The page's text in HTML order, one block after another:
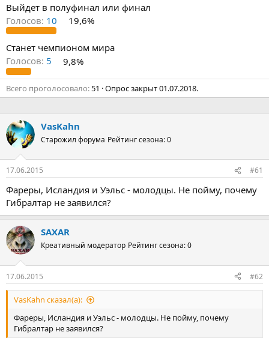
Выйдет в полуфинал или финал
Голосов: 10 19,6%
Станет чемпионом мира
Голосов: 5 9,8%
Всего проголосовало 51 Опрос закрыт01.07.2018.
VasKahn
Старожил форума Рейтинг сезона: 0
17.06.2015 #61
Фареры, Исландия и Уэльс - молодцы. Не пойму, почему
Гибралтар не заявился?
SAXAR
Креативный модератор Рейтинг сезона: 0
17.06.2015 #62
VasKahn сказал(а):
Фареры, Исландия и Уэльс - молодцы. Не пойму, почему
Гибралтар не заявился?